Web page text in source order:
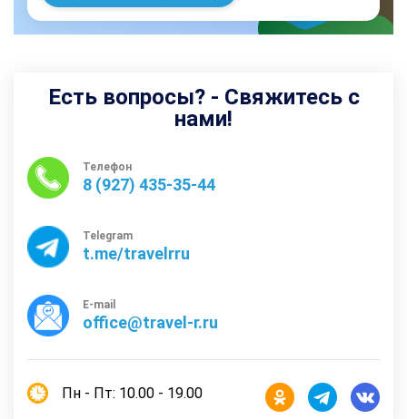
Есть вопросы? - Свяжитесь с
нами!
Телефон
8 (927) 435-35-44
Telegram
t.me/travelrru
E-mail
office@travel-r.ru
Пн - Пт: 10.00 - 19.00